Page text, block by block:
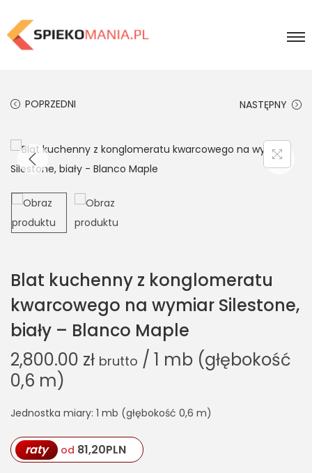
POPRZEDNI NASTĘPNY
Blat kuchenny z konglomeratu
kwarcowego na wymiar Silestone,
biały – Blanco Maple
2,800.00 zł brutto / 1 mb (głębokość
0,6 m)
Jednostka miary: 1 mb (głębokość 0,6 m)
raty od 81,20PLN